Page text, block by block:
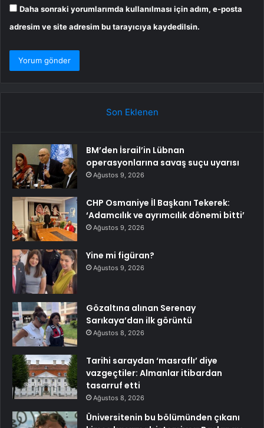
Daha sonraki yorumlarımda kullanılması için adım, e-posta
adresim ve site adresim bu tarayıcıya kaydedilsin.
Son Eklenen
BM’den İsrail’in Lübnan
operasyonlarına savaş suçu uyarısı
Ağustos 9, 2026
CHP Osmaniye İl Başkanı Tekerek:
‘Adamcılık ve ayrımcılık dönemi bitti’
Ağustos 9, 2026
Yine mi figüran?
Ağustos 9, 2026
Gözaltına alınan Serenay
Sarıkaya’dan ilk görüntü
Ağustos 8, 2026
Tarihi saraydan ‘masraflı’ diye
vazgeçtiler: Almanlar itibardan
tasarruf etti
Ağustos 8, 2026
Üniversitenin bu bölümünden çıkanı